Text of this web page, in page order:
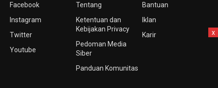
Facebook
Instagram
Twitter
Youtube
Tentang
Ketentuan dan
Kebijakan Privacy
Pedoman Media
Siber
Panduan Komunitas
Bantuan
Iklan
Karir
x